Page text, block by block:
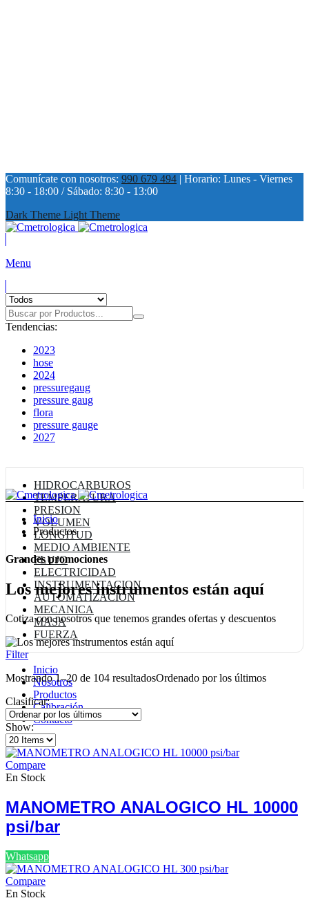
Comunícate con nosotros: 990 679 494 | Horario: Lunes - Viernes
8:30 - 18:00 / Sábado: 8:30 - 13:00
Dark Theme Light Theme
Menu
Tendencias:
2023
hose
2024
pressuregaug
pressure gaug
flora
pressure gauge
2027
HIDROCARBUROS
TEMPERATURA
PRESION
VOLUMEN
LONGITUD
MEDIO AMBIENTE
FLUJO
ELECTRICIDAD
INSTRUMENTACION
AUTOMATIZACION
MECANICA
MASA
FUERZA
Inicio
Nosotros
Productos
Calibración
Contacto
Inicio
Productos
Grandes promociones
Los mejores instrumentos están aquí
Cotiza con nosotros que tenemos grandes ofertas y descuentos
Filter
Mostrando 1–20 de 104 resultadosOrdenado por los últimos
Clasificar:
Show:
Compare
En Stock
MANOMETRO ANALOGICO HL 10000
psi/bar
Whatsapp
Compare
En Stock